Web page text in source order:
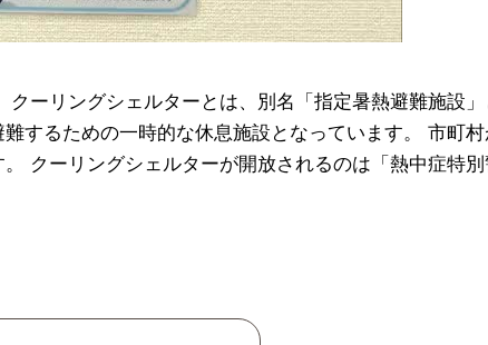
ーリングシェルターとは、別名「指定暑熱避難施設」
するための一時的な休息施設となっています。 市町村
クーリングシェルターが開放されるのは「熱中症特